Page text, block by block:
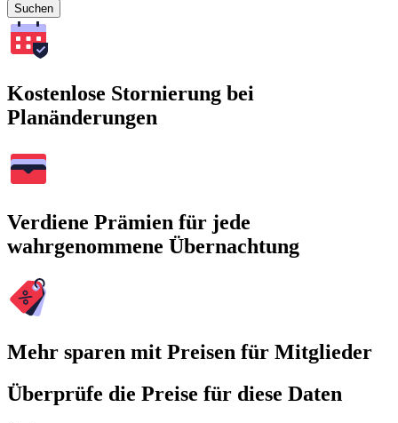
Suchen
Kostenlose Stornierung bei
Planänderungen
Verdiene Prämien für jede
wahrgenommene Übernachtung
Mehr sparen mit Preisen für Mitglieder
Überprüfe die Preise für diese Daten